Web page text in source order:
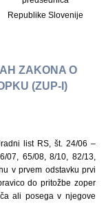
Republike Slovenije
ZAKONA O
(ZUP-I)
list RS, št. 24/06 –
07, 65/08, 8/10, 82/13,
v prvem odstavku prvi
do pritožbe zoper
ali posega v njegove